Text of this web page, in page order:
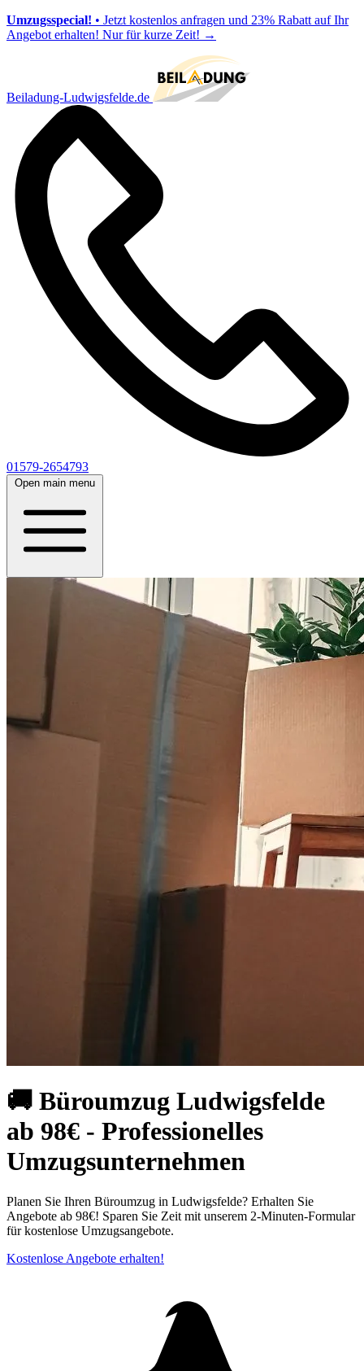
Umzugsspecial! • Jetzt kostenlos anfragen und 23% Rabatt auf Ihr
Angebot erhalten! Nur für kurze Zeit! →
Beiladung-Ludwigsfelde.de
01579-2654793
Open main menu
🚚 Büroumzug Ludwigsfelde
ab 98€ - Professionelles
Umzugsunternehmen
Planen Sie Ihren Büroumzug in Ludwigsfelde? Erhalten Sie
Angebote ab 98€! Sparen Sie Zeit mit unserem 2-Minuten-Formular
für kostenlose Umzugsangebote.
Kostenlose Angebote erhalten!